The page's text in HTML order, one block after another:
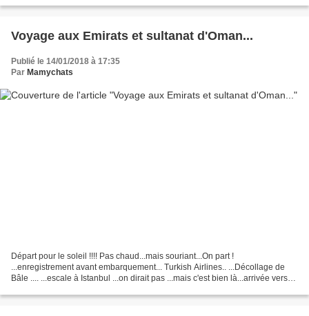
Voyage aux Emirats et sultanat d'Oman...
Publié le 14/01/2018 à 17:35
Par Mamychats
Départ pour le soleil !!!! Pas chaud...mais souriant...On part !
...enregistrement avant embarquement... Turkish Airlines.. ...Décollage de
Bâle .... ...escale à Istanbul ...on dirait pas ...mais c'est bien là...arrivée vers